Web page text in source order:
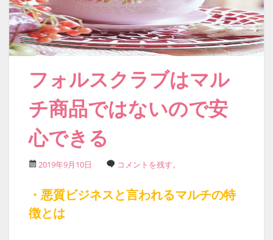
フォルスクラブはマル
チ商品ではないので安
心できる
2019年9月10日 コメントを残す。
・悪質ビジネスと言われるマルチの特
徴とは